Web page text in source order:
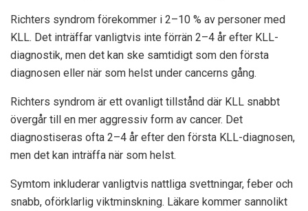
Richters syndrom förekommer i 2–10 % av personer med
KLL. Det inträffar vanligtvis inte förrän 2–4 år efter KLL-
diagnostik, men det kan ske samtidigt som den första
diagnosen eller när som helst under cancerns gång.
Richters syndrom är ett ovanligt tillstånd där KLL snabbt
övergår till en mer aggressiv form av cancer. Det
diagnostiseras ofta 2–4 ​​år efter den första KLL-diagnosen,
men det kan inträffa när som helst.
Symtom inkluderar vanligtvis nattliga svettningar, feber och
snabb, oförklarlig viktminskning. Läkare kommer sannolikt